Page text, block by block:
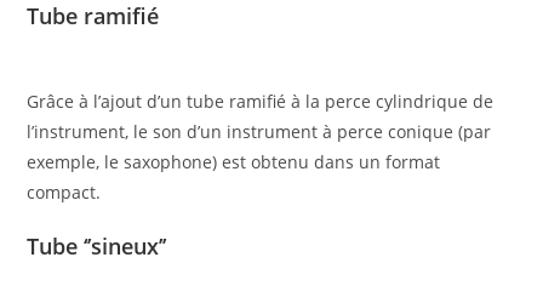
Tube ramifié
Grâce à l’ajout d’un tube ramifié à la perce cylindrique de
l’instrument, le son d’un instrument à perce conique (par
exemple, le saxophone) est obtenu dans un format
compact.
Tube ‘’sineux’’